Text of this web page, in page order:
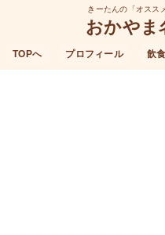
きーたんの「オスス
おかやま
TOPへ プロフィール 飲